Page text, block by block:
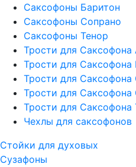
Саксофоны Баритон
Саксофоны Сопрано
Саксофоны Тенор
Трости для Саксофона
Трости для Саксофона
Трости для Саксофона
Трости для Саксофона
Трости для Саксофона
Чехлы для саксофонов
Стойки для духовых
Сузафоны